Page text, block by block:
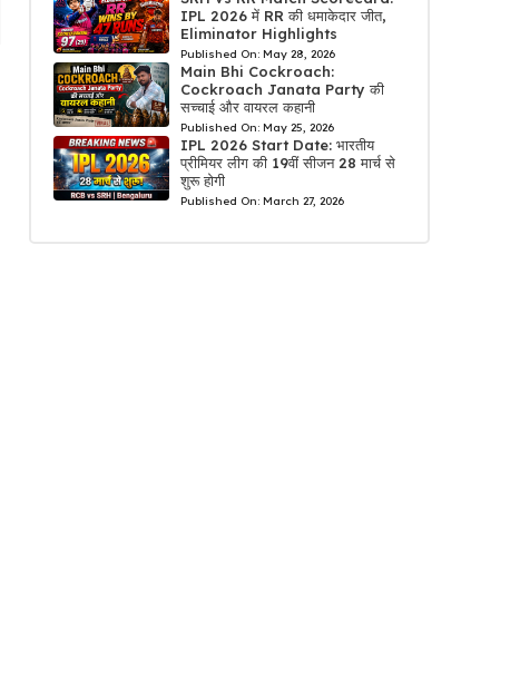
IPL 2026 में RR की धमाकेदार जीत,
Eliminator Highlights
Published On: May 28, 2026
Main Bhi Cockroach:
Cockroach Janata Party की
सच्चाई और वायरल कहानी
Published On: May 25, 2026
IPL 2026 Start Date: भारतीय
प्रीमियर लीग की 19वीं सीजन 28 मार्च से
शुरू होगी
Published On: March 27, 2026